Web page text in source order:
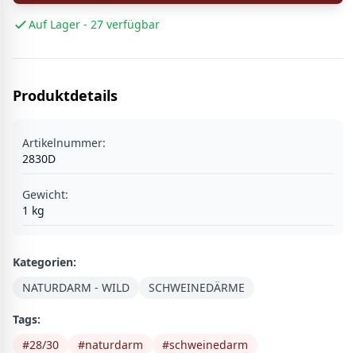
Auf Lager - 27 verfügbar
Produktdetails
Artikelnummer:
2830D
Gewicht:
1 kg
Kategorien:
NATURDARM - WILD
SCHWEINEDÄRME
Tags:
#28/30 #naturdarm #schweinedarm